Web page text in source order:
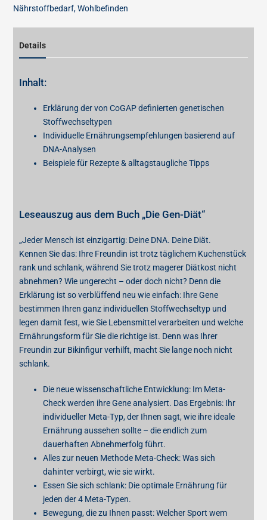
Nährstoffbedarf,Wohlbefinden
Details
Inhalt:
Erklärung der von CoGAP definierten genetischen
Stoffwechseltypen
Individuelle Ernährungsempfehlungen basierend auf
DNA-Analysen
Beispiele für Rezepte & alltagstaugliche Tipps
Leseauszug aus dem Buch „Die Gen-Diät“
„Jeder Mensch ist einzigartig: Deine DNA. Deine Diät.
Kennen Sie das: Ihre Freundin ist trotz täglichem Kuchenstück
rank und schlank, während Sie trotz magerer Diätkost nicht
abnehmen? Wie ungerecht – oder doch nicht? Denn die
Erklärung ist so verblüffend neu wie einfach: Ihre Gene
bestimmen Ihren ganz individuellen Stoffwechseltyp und
legen damit fest, wie Sie Lebensmittel verarbeiten und welche
Ernährungsform für Sie die richtige ist. Denn was Ihrer
Freundin zur Bikinfigur verhilft, macht Sie lange noch nicht
schlank.
Die neue wissenschaftliche Entwicklung: Im Meta-
Check werden ihre Gene analysiert. Das Ergebnis: Ihr
individueller Meta-Typ, der Ihnen sagt, wie ihre ideale
Ernährung aussehen sollte – die endlich zum
dauerhaften Abnehmerfolg führt.
Alles zur neuen Methode Meta-Check: Was sich
dahinter verbirgt, wie sie wirkt.
Essen Sie sich schlank: Die optimale Ernährung für
jeden der 4 Meta-Typen.
Bewegung, die zu Ihnen passt: Welcher Sport wem